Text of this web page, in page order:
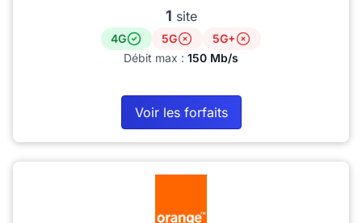
1 site
4G 5G
5G+
Débit max : 150 Mb/s
Voir les forfaits